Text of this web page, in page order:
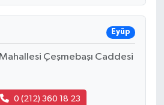
Eyüp
Çeşmebaşı Caddesi
0 (212) 360 18 23